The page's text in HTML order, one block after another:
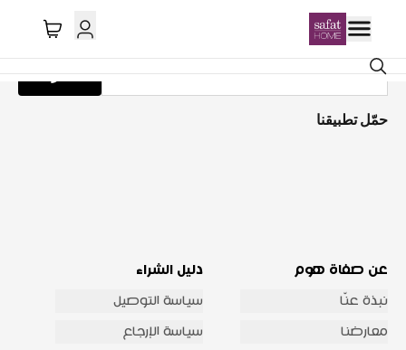
احصل على تحديثات عبر البريد الإلكتروني
اشترك
حمّل تطبيقنا
عن صفاة هوم
نبذة عنّا
معارضنا
دليل الشراء
سياسة التوصيل
سياسة الإرجاع